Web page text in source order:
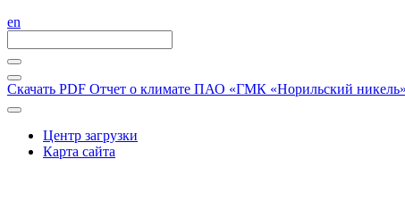
en
Скачать PDF Отчет о климате ПАО «ГМК «Норильский никель»
Центр загрузки
Карта сайта